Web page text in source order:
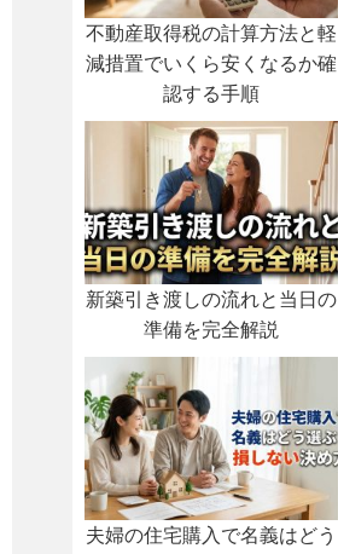
不動産取得税の計算方法と軽
減措置でいくら安くなるか確
認する手順
新築引き渡しの流れと当日の
準備を完全解説
夫婦の住宅購入で名義はどう